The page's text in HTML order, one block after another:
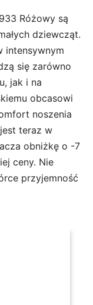
Różowy są
dziewcząt.
intensywnym
się zarówno
jak i na
obcasowi
noszenia
teraz w
obniżkę o -7
ceny. Nie
przyjemność